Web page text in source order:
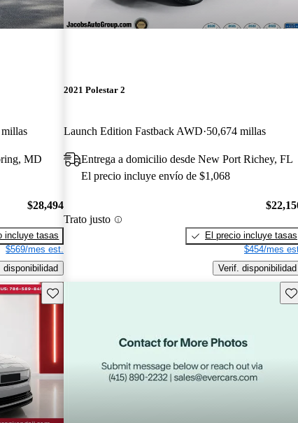
MD
$28,494
incluye tasas
$569/mes est.
disponibilidad
2021 Polestar 2
Launch Edition Fastback AWD 50,674 millas
Entrega a domicilio desde New Port Richey, FL
El precio incluye envío de $1,068
Trato justo
El precio incluye tasas
$454/mes
Verif. disponibilidad
Guarda este Aviso